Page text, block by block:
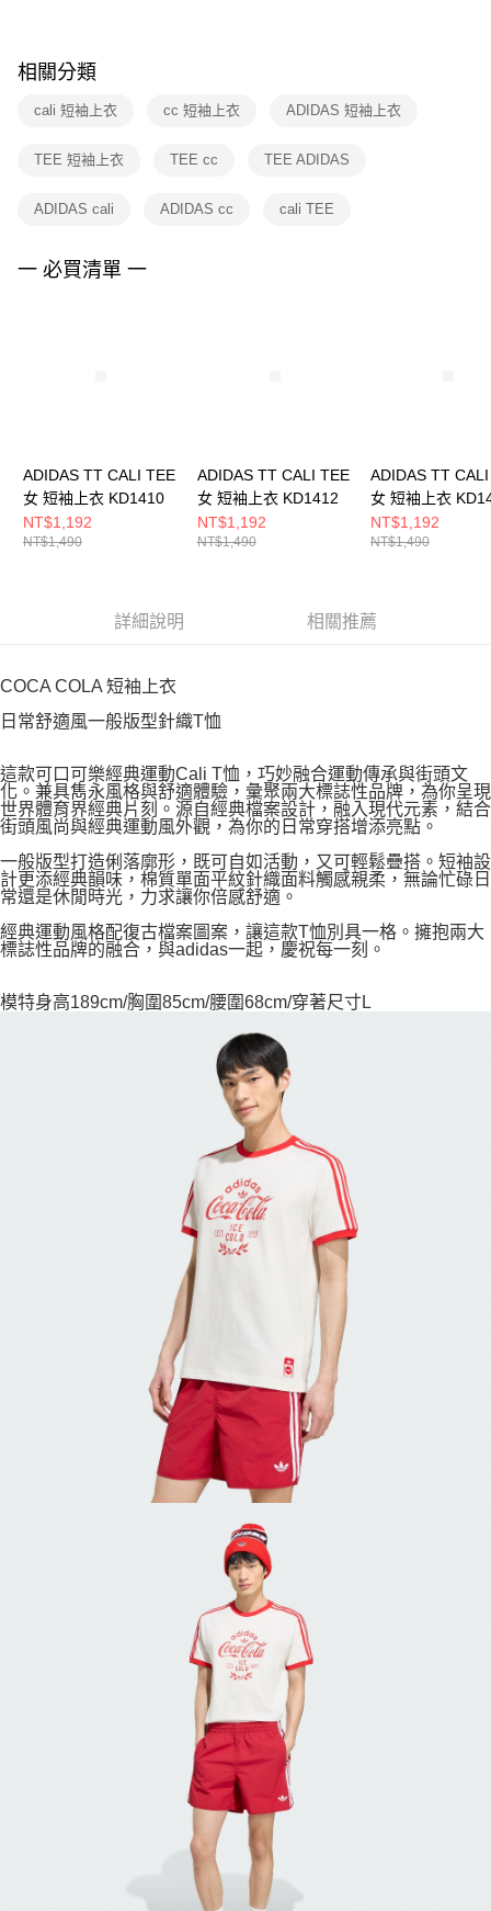
※ 交易是否成功請以「AFTEE先享後付 」之結帳頁面顯示為準，若有關於
是否繳費成功／繳費後需取消欲退款等相關疑問，請聯繫「AFTEE先享後付
客戶支援中心」 https://netprotections.freshdesk.com/support/home
１．透過由恩沛科技股份有限公司提供之「AFTEE先享後付」服務完成之交
權轉讓予恩沛科技股份有限公司。
３．未成年的使用者請事先徵得法定代理人或監護人之同意方可使用
「AFTEE先享後付」，若未經同意申辦者引起之損失，本公司不負相關責
相關分類
cali 短袖上衣 cc 短袖上衣 ADIDAS 短袖上衣
TEE 短袖上衣 TEE cc TEE ADIDAS
ADIDAS cali ADIDAS cc cali TEE
一 必買清單 一
ADIDAS TT CALI TEE
女 短袖上衣 KD1410
NT$1,192
NT$1,490
ADIDAS TT CALI TEE
女 短袖上衣 KD1412
NT$1,192
NT$1,490
ADIDAS TT
女 短袖上衣
NT$1,192
NT$1,490
詳細說明 相關推薦
COCA COLA 短袖上衣
日常舒適風一般版型針織T恤
這款可口可樂經典運動Cali T恤，巧妙融合運動傳承與街頭文
化。兼具雋永風格與舒適體驗，彙聚兩大標誌性品牌，為你呈現
世界體育界經典片刻。源自經典檔案設計，融入現代元素，結合
街頭風尚與經典運動風外觀，為你的日常穿搭增添亮點。
一般版型打造俐落廓形，既可自如活動，又可輕鬆疊搭。短袖設
計更添經典韻味，棉質單面平紋針織面料觸感親柔，無論忙碌日
常還是休閒時光，力求讓你倍感舒適。
經典運動風格配復古檔案圖案，讓這款T恤別具一格。擁抱兩大
標誌性品牌的融合，與adidas一起，慶祝每一刻。
模特身高189cm/胸圍85cm/腰圍68cm/穿著尺寸L